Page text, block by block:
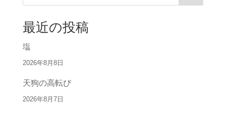
最近の投稿
塩
2026年8月8日
天狗の高転び
2026年8月7日